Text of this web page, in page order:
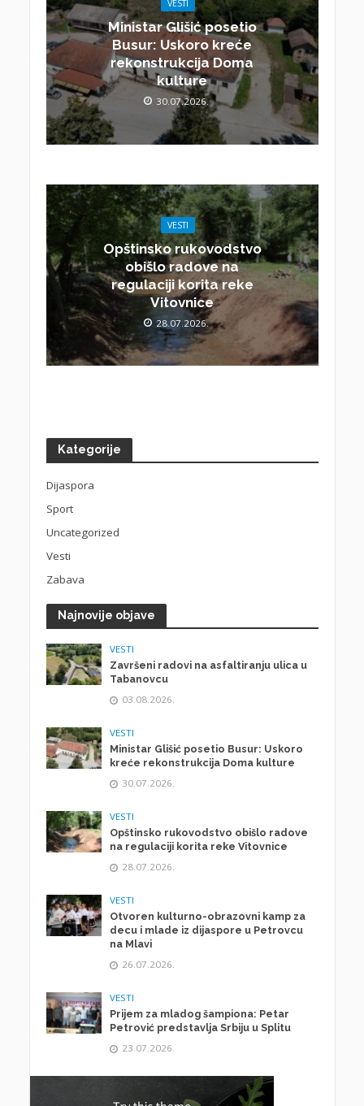
VESTI
Ministar Glišić posetio
Busur: Uskoro kreće
rekonstrukcija Doma
kulture
30.07.2026.
VESTI
Opštinsko rukovodstvo
obišlo radove na
regulaciji korita reke
Vitovnice
28.07.2026.
Kategorije
Dijaspora
Sport
Uncategorized
Vesti
Zabava
Najnovije objave
VESTI
Završeni radovi na asfaltiranju ulica u
Tabanovcu
03.08.2026.
VESTI
Ministar Glišić posetio Busur: Uskoro
kreće rekonstrukcija Doma kulture
30.07.2026.
VESTI
Opštinsko rukovodstvo obišlo radove
na regulaciji korita reke Vitovnice
28.07.2026.
VESTI
Otvoren kulturno-obrazovni kamp za
decu i mlade iz dijaspore u Petrovcu
na Mlavi
26.07.2026.
VESTI
Prijem za mladog šampiona: Petar
Petrović predstavlja Srbiju u Splitu
23.07.2026.